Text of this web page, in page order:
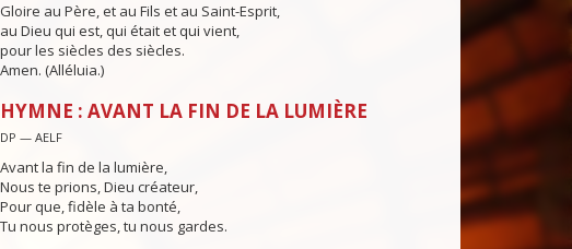
Gloire au Père, et au Fils et au Saint-Esprit,
au Dieu qui est, qui était et qui vient,
pour les siècles des siècles.
Amen. (Alléluia.)
HYMNE : AVANT LA FIN DE LA LUMIÈRE
DP — AELF
Avant la fin de la lumière,
Nous te prions, Dieu créateur,
Pour que, fidèle à ta bonté,
Tu nous protèges, tu nous gardes.